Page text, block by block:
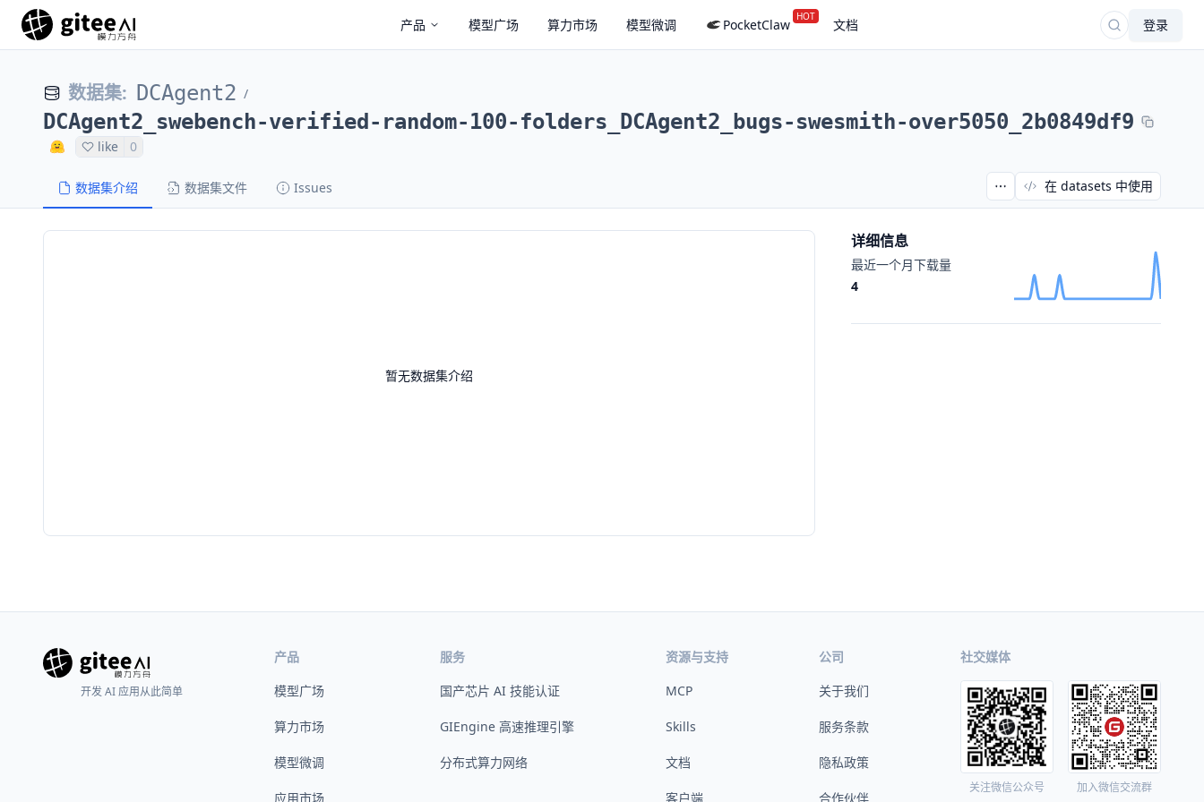
产品 模型广场 算力市场 模型微调 PocketClaw HOT 文档 登录
数据集: DCAgent2 /
DCAgent2_swebench-verified-random-100-folders_DCAgent2_bugs-swesmith-over5050_2b0849df9
like 0
数据集介绍 数据集文件 Issues 在 datasets 中使用
暂无数据集介绍
详细信息
最近一个月下载量
4
开发 AI 应用从此简单
产品
模型广场
算力市场
模型微调
应用市场
服务
国产芯片 AI 技能认证
GIEngine 高速推理引擎
分布式算力网络
资源与支持
MCP
Skills
文档
客户端
公司
关于我们
服务条款
隐私政策
合作伙伴
社交媒体
关注微信公众号 加入微信交流群